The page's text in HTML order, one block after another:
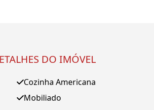
DO IMÓVEL
Cozinha Americana
Mobiliado